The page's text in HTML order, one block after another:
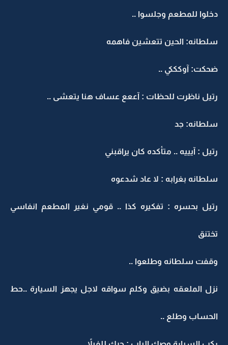
دخلوا للمطعم وجلسوا ..
سلطانه: الحين تتعشين فاهمه
ضحكت: آوكككي ..
رتيل ناظرت للحظات : آععع عساف هنا يتعشى ..
سلطانه: جد
رتيل : آيييه .. متأكده كان يراقبني
سلطانه بغرابه : لا عاد شدعوه
رتيل بحسره : تفكيره كذا .. قومي نغير المطعم انفاسي
تختنق
وقفت سلطانه وطلعوا ..
نزل الملعقه بضيق وكلم سواقه لاجل يجهز السيارة ..حط
الحساب وطلع ..